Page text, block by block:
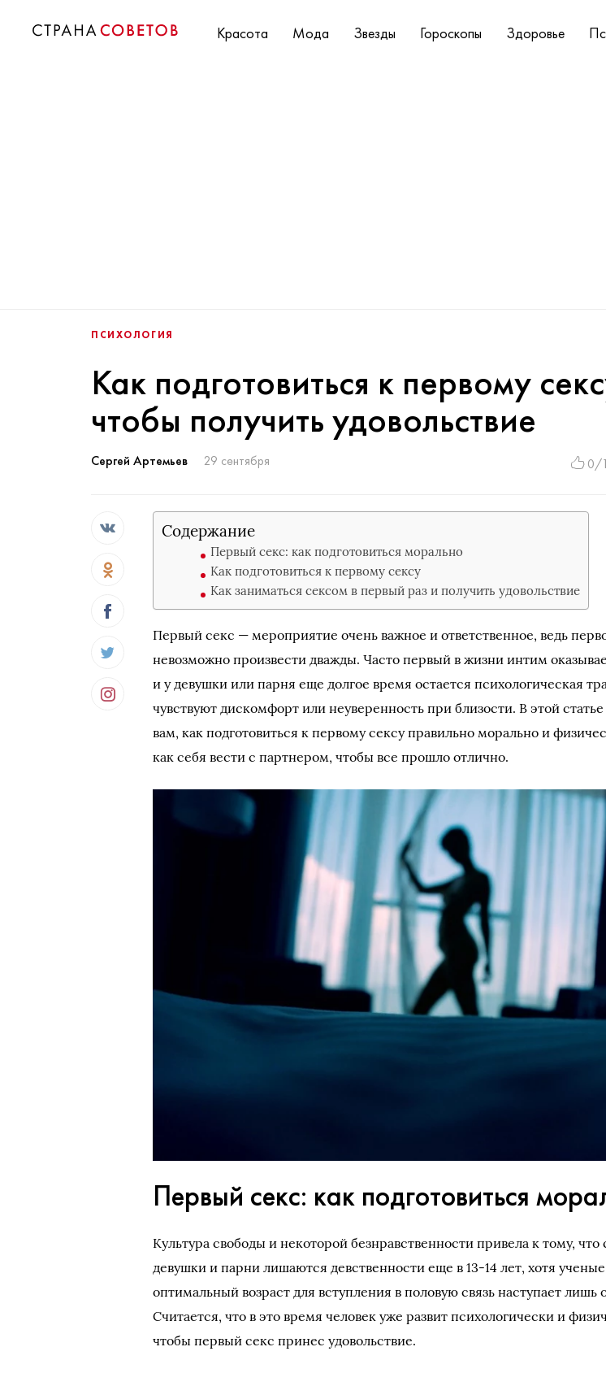
Красота Мода Звезды Гороскопы Здоровье
ПСИХОЛОГИЯ
Как подготовиться к первому
чтобы получить удовольствие
Сергей Артемьев 29 сентября 0/
Содержание
Первый секс: как подготовиться морально
Как подготовиться к первому сексу
Как заниматься сексом в первый раз и получить удовольствие
Первый секс — мероприятие очень важное и ответственное, ведь
невозможно произвести дважды. Часто первый в жизни интим
и у девушки или парня еще долгое время остается психологическая
чувствуют дискомфорт или неуверенность при близости. В этой
вам, как подготовиться к первому сексу правильно морально и
как себя вести с партнером, чтобы все прошло отлично.
Первый секс: как подготовиться
Культура свободы и некоторой безнравственности привела к тому, что
девушки и парни лишаются девственности еще в 13-14 лет, хотя ученые
оптимальный возраст для вступления в половую связь наступает лишь
Считается, что в это время человек уже развит психологически и
чтобы первый секс принес удовольствие.